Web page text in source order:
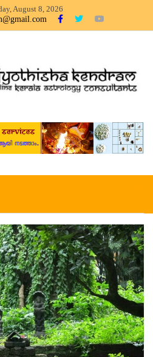
August 8, 2026
Kendram
Astrology, Articles in
kendram